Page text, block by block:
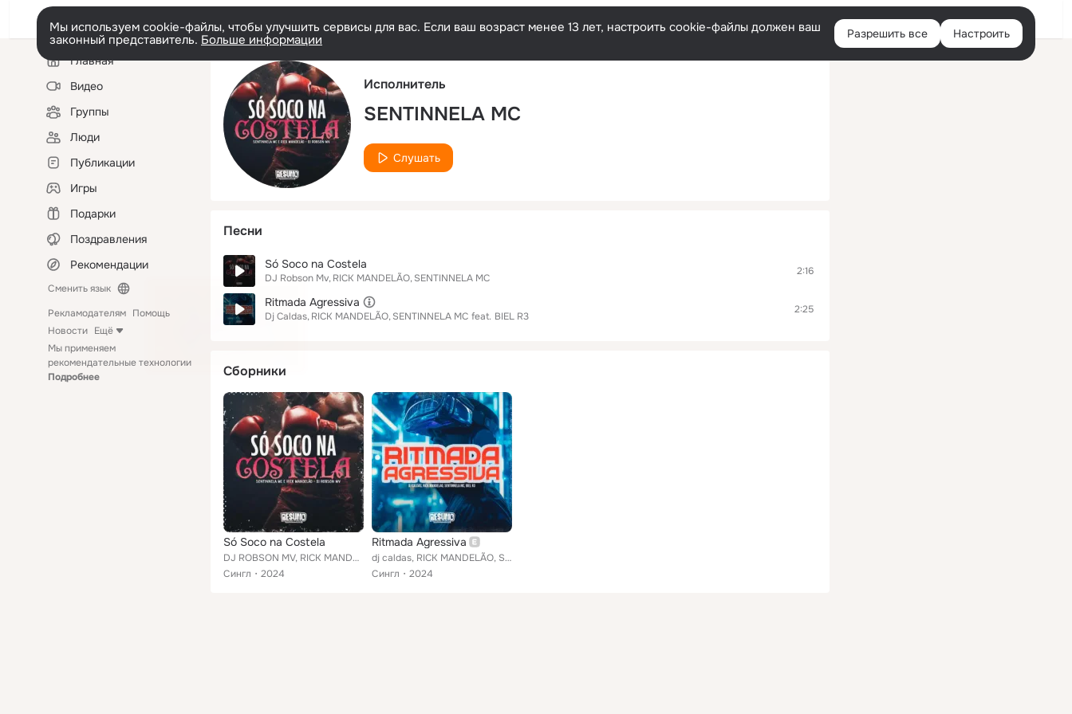
Русский Войти
Мы используем cookie-файлы, чтобы улучшить сервисы для вас. Если ваш возраст менее 13 лет, настроить cookie-файлы должен ваш
законный представитель. Больше информации Разрешить все Настроить
Левая
колонкаГлавная
Видео
Группы
Люди
Публикации
Игры
Подарки
Поздравления
Рекомендации
Сменить язык
Рекламодателям Помощь
Новости Ещё
Мы применяем
рекомендательные технологии
Подробнее
Исполнитель
SENTINNELA MC
Слушать
Песни
Só Soco na Costela
DJ Robson Mv RICK MANDELÃO SENTINNELA MC
2:16
Ritmada Agressiva
Dj Caldas RICK MANDELÃO SENTINNELA MC feat. BIEL R3
2:25
Сборники
Só Soco na Costela
DJ ROBSON MV, RICK MANDELÃO, SENTINNELA MC
Сингл
2024
Ritmada Agressiva
dj caldas, RICK MANDELÃO, SENTINNELA MC feat. BIEL R3
Сингл
2024